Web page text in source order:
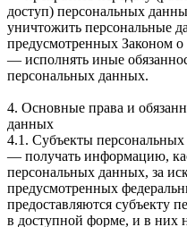
доступ) персональных
уничтожить персональные
предусмотренных Законом
— исполнять иные
персональных данных.
4. Основные права и
данных
4.1. Субъекты
— получать информацию,
персональных данных, за
предусмотренных
предоставляются субъекту
в доступной форме, и в них